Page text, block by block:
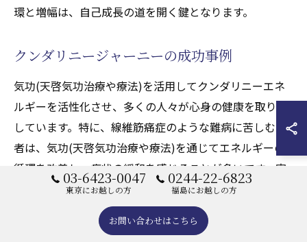
環と増幅は、自己成長の道を開く鍵となります。
クンダリニージャーニーの成功事例
気功(天啓気功治療や療法)を活用してクンダリニーエネ
ルギーを活性化させ、多くの人々が心身の健康を取り戻
しています。特に、線維筋痛症のような難病に苦しむ患
者は、気功(天啓気功治療や療法)を通じてエネルギーの
循環を改善し、症状の緩和を感じることが多いです。実
際の成功事例として、気功(天啓気功治療や療法)による
エネルギーの調和を体験した人々は、痛みの軽減や精神
的な安定を得られたと報告しています。クンダリニージ
03-6423-0047
東京にお越しの方
0244-22-6823
福島にお越しの方
お問い合わせはこちら